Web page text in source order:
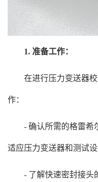
1. 准备工作：
在进行压力变送器校
作：
- 确认所需的格雷希
适应压力变送器和测试
- 了解快速密封接头